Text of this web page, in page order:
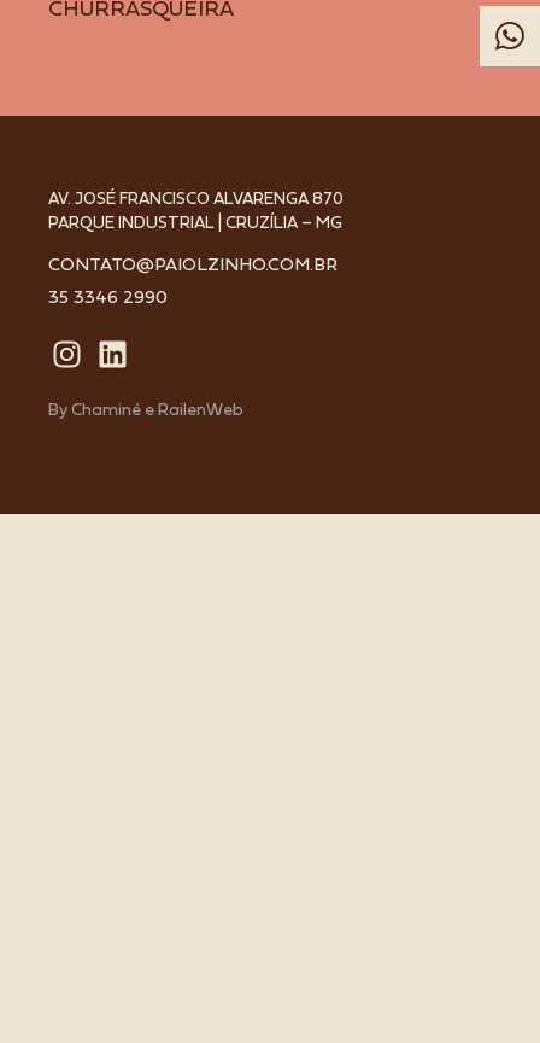
CHURRASQUEIRA
AV. JOSÉ FRANCISCO ALVARENGA 870
PARQUE INDUSTRIAL | CRUZÍLIA – MG
CONTATO@PAIOLZINHO.COM.BR
35 3346 2990
By Chaminé e RailenWeb